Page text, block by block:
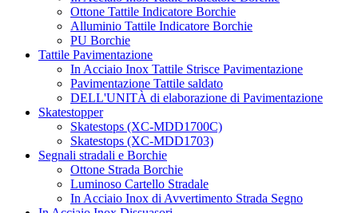
Ottone Tattile Indicatore Borchie
Alluminio Tattile Indicatore Borchie
PU Borchie
Tattile Pavimentazione
In Acciaio Inox Tattile Strisce Pavimentazione
Pavimentazione Tattile saldato
DELL'UNITÀ di elaborazione di Pavimentazione
Skatestopper
Skatestops (XC-MDD1700C)
Skatestops (XC-MDD1703)
Segnali stradali e Borchie
Ottone Strada Borchie
Luminoso Cartello Stradale
In Acciaio Inox di Avvertimento Strada Segno